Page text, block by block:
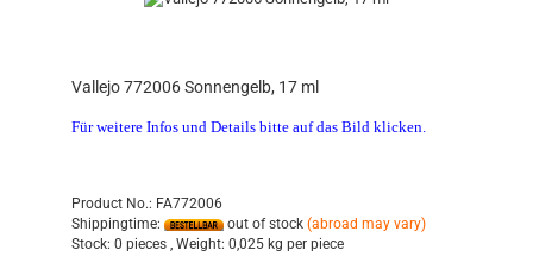
Vallejo 772006 Sonnengelb, 17 ml
Für weitere Infos und Details bitte auf das Bild klicken.
Product No.: FA772006
Shippingtime:
out of stock (abroad may vary)
Stock: 0 pieces , Weight: 0,025 kg per piece